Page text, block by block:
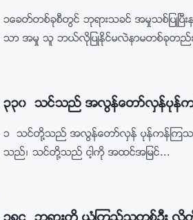
၁ေခတ္တစ္ခုစီတြင္ ဘုရားသခင္ အမႈသစ္ျပဳၿ
သာ အမႈ သူ ဘယ္လိုျပဳႏိုင္မလဲနာမတစ္ခုတည္
၃၃၀ သင္သည္ အလြန္ေတာ္လွန္ပုန္
၁ သင္တို႔သည္ အလြန္ေတာ္လွန္ ပုန္ကန္ၾကသည္
သည္၊ သင္တို႔သည္ ငါ့ကို အထင္အျမင္...